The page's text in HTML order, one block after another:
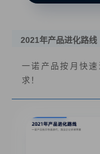
2021年产品进化路线
一诺产品按月快
求！